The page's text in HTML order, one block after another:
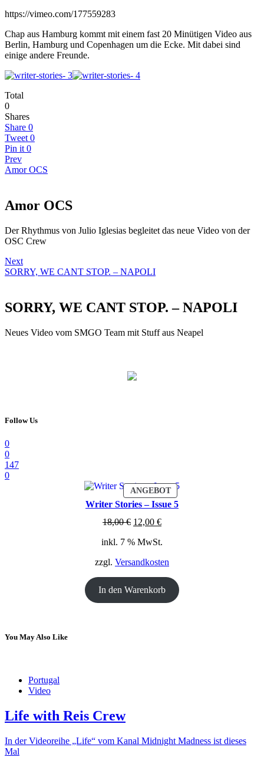
https://vimeo.com/177559283
Chap aus Hamburg kommt mit einem fast 20 Minütigen Video aus
Berlin, Hamburg und Copenhagen um die Ecke. Mit dabei sind
einige andere Freunde.
Total
0
Shares
Share 0
Tweet 0
Pin it 0
Prev
Amor OCS
Amor OCS
Der Rhythmus von Julio Iglesias begleitet das neue Video von der
OSC Crew
Next
SORRY, WE CANT STOP. – NAPOLI
SORRY, WE CANT STOP. – NAPOLI
Neues Video vom SMGO Team mit Stuff aus Neapel
Follow Us
0
0
147
0
ANGEBOTPRODUKT
IM
ANGEBOT
Writer Stories – Issue 5
18,00€ Ursprünglicher
war:
12,00 €Aktueller
ist:
inkl. 7 % MwSt.
zzgl. Versandkosten
In den Warenkorb
You May Also Like
Portugal
Video
Life with Reis Crew
In der Videoreihe „Life“ vom Kanal Midnight Madness ist dieses
Mal